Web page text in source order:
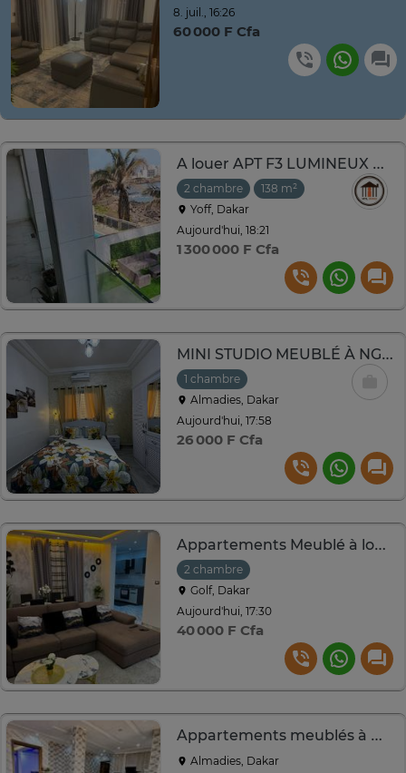
8. juil., 16:26
60 000 F Cfa
A louer APT F3 LUMINEUX RÉSIDENCE PIEDS DANS L'EAU YOFFI
2 chambre
138 m²
Yoff, Dakar
Aujourd'hui, 18:21
1 300 000 F Cfa
MINI STUDIO MEUBLÉ À NGOR ALMADIES
1 chambre
Almadies, Dakar
Aujourd'hui, 17:58
26 000 F Cfa
Appartements Meublé à louer à la cité alioune sow
2 chambre
Golf, Dakar
Aujourd'hui, 17:30
40 000 F Cfa
Appartements meublés à Ngor Almadies
Almadies, Dakar